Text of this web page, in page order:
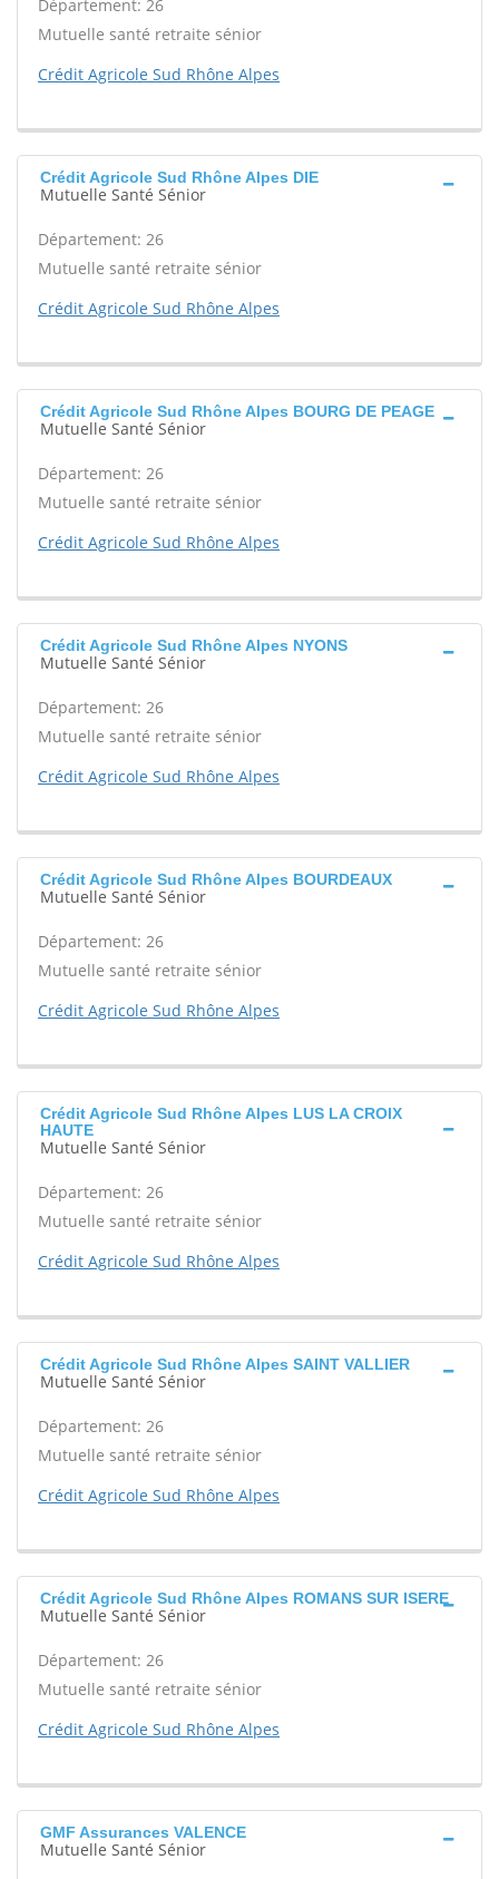
Département: 26
Mutuelle santé retraite sénior
Crédit Agricole Sud Rhône Alpes
Crédit Agricole Sud Rhône Alpes DIE
Mutuelle Santé Sénior
Département: 26
Mutuelle santé retraite sénior
Crédit Agricole Sud Rhône Alpes
Crédit Agricole Sud Rhône Alpes BOURG DE PEAGE
Mutuelle Santé Sénior
Département: 26
Mutuelle santé retraite sénior
Crédit Agricole Sud Rhône Alpes
Crédit Agricole Sud Rhône Alpes NYONS
Mutuelle Santé Sénior
Département: 26
Mutuelle santé retraite sénior
Crédit Agricole Sud Rhône Alpes
Crédit Agricole Sud Rhône Alpes BOURDEAUX
Mutuelle Santé Sénior
Département: 26
Mutuelle santé retraite sénior
Crédit Agricole Sud Rhône Alpes
Crédit Agricole Sud Rhône Alpes LUS LA CROIX
HAUTE
Mutuelle Santé Sénior
Département: 26
Mutuelle santé retraite sénior
Crédit Agricole Sud Rhône Alpes
Crédit Agricole Sud Rhône Alpes SAINT VALLIER
Mutuelle Santé Sénior
Département: 26
Mutuelle santé retraite sénior
Crédit Agricole Sud Rhône Alpes
Crédit Agricole Sud Rhône Alpes ROMANS SUR ISERE
Mutuelle Santé Sénior
Département: 26
Mutuelle santé retraite sénior
Crédit Agricole Sud Rhône Alpes
GMF Assurances VALENCE
Mutuelle Santé Sénior